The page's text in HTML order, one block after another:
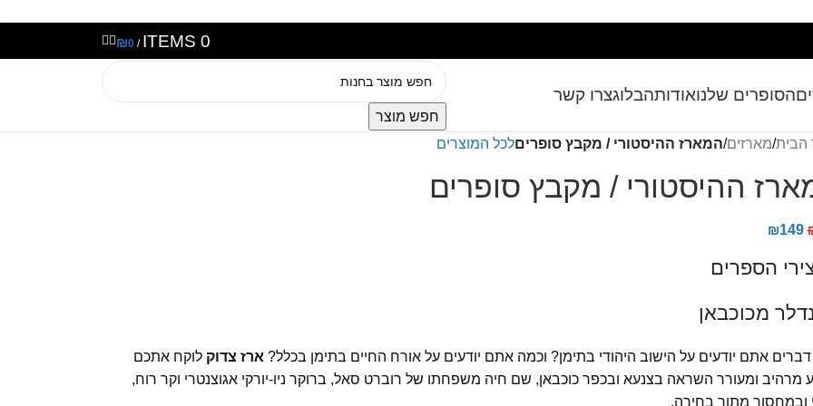
0
ITEMS
/
₪0
הסופרים שלנואודותהבלוגצרו קשר
חפש מוצר
הבית/מארזים/המארז ההיסטורי / מקבץ סופריםלכל המוצרים
ההיסטורי / מקבץ סופרים
₪149
הספרים
מכוכבאן
אתם יודעים על הישוב היהודי בתימן? וכמה אתם יודעים על אורח החיים בתימן בכלל? ארז צדוק לוקח אתכם
מרהיב ומעורר השראה בצנעא ובכפר כוכבאן, שם חיה משפחתו של רוברט סאל, ברוקר ניו-יורקי אגוצנטרי וקר רוח,
ובמחסור מתוך בחירה.